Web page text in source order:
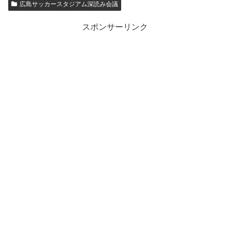
広島サッカースタジアム深読み会議
スポンサーリンク